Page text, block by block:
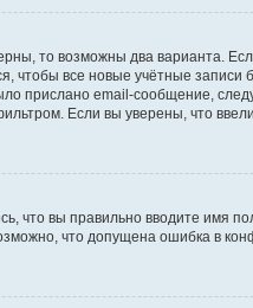
то возможны два варианта.
чтобы все новые учётные
прислано email-сообщение,
Если вы уверены, что
что вы правильно вводите имя
что допущена ошибка в